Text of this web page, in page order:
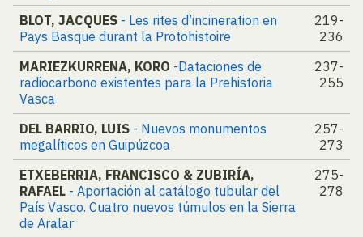
BLOT, JACQUES - Les rites d’incineration en
Pays Basque durant la Protohistoire
219-
236
MARIEZKURRENA, KORO -Dataciones de
radiocarbono existentes para la Prehistoria
Vasca
237-
255
DEL BARRIO, LUIS - Nuevos monumentos
megalíticos en Guipúzcoa
257-
273
ETXEBERRIA, FRANCISCO & ZUBIRÍA,
RAFAEL - Aportación al catálogo tubular del
País Vasco. Cuatro nuevos túmulos en la Sierra
de Aralar
275-
278